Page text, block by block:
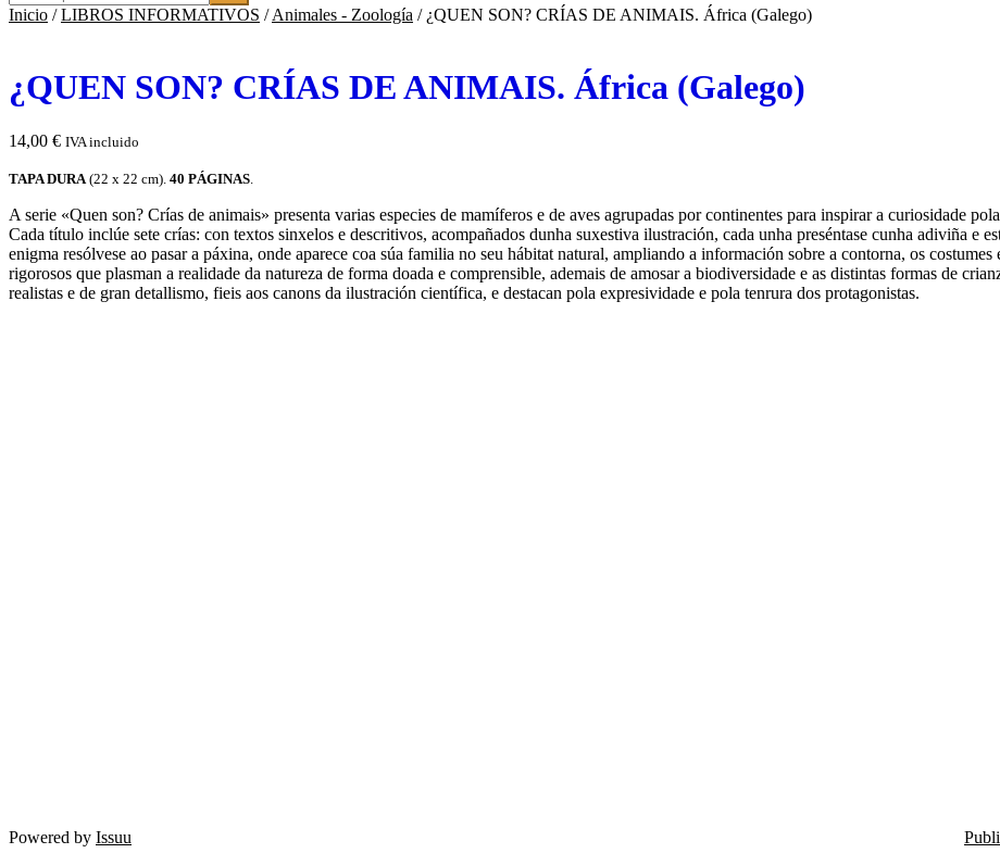
i
u
a
a
e
g
o
r
í
Inicio /LIBROS INFORMATIVOS /Animales - Zoología / ¿QUEN SON? CRÍAS DE ANIMAIS. África (Galego)
¿QUEN SON? CRÍAS DE ANIMAIS. África (Galego)
14,00 € IVA incluido
TAPA DURA (22 x 22 cm). 40 PÁGINAS
A serie «Quen son? Crías de animais» presenta varias especies de mamíferos e de aves agrupadas por continentes para inspirar a curiosidade
Cada título inclúe sete crías: con textos sinxelos e descritivos, acompañados dunha suxestiva ilustración, cada unha preséntase cunha adiviña e
enigma resólvese ao pasar a páxina, onde aparece coa súa familia no seu hábitat natural, ampliando a información sobre a contorna, os
rigorosos que plasman a realidade da natureza de forma doada e comprensible, ademais de amosar a biodiversidade e as distintas formas de
realistas e de gran detallismo, fieis aos canons da ilustración científica, e destacan pola expresividade e pola tenrura dos protagonistas.
Powered by Issuu